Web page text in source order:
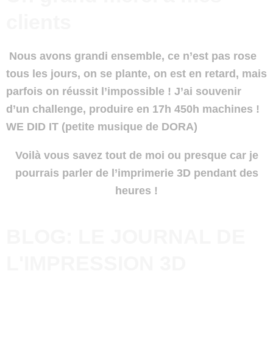
Nous avons grandi ensemble, ce n’est pas rose
tous les jours, on se plante, on est en retard, mais
parfois on réussit l’impossible ! J’ai souvenir
d’un challenge, produire en 17h 450h machines !
WE DID IT (petite musique de DORA)
Voilà vous savez tout de moi ou presque car je
pourrais parler de l’imprimerie 3D pendant des
heures !